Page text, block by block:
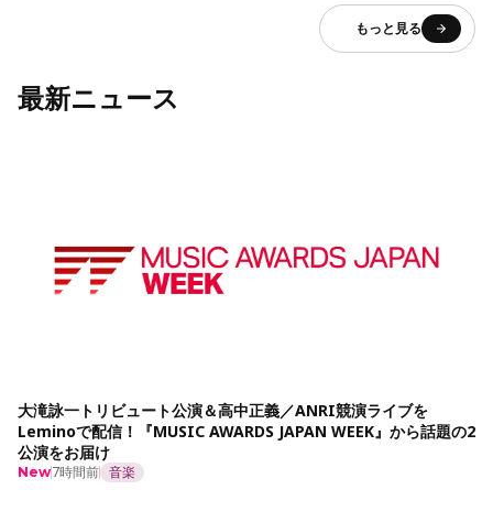
もっと見る
最新ニュース
大滝詠一トリビュート公演＆高中正義／ANRI競演ライブを
Leminoで配信！『MUSIC AWARDS JAPAN WEEK』から話題の2
公演をお届け
New7時間前 音楽